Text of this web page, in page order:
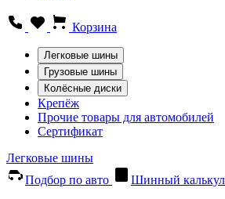
Корзина
Легковые шины
Грузовые шины
Колёсные диски
Крепёж
Прочие товары для автомобилей
Сертификат
Легковые шины
Подбор по авто
Шинный